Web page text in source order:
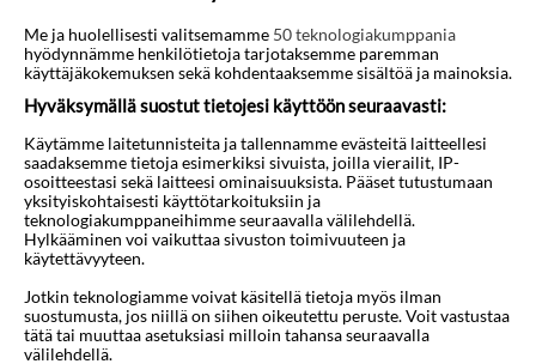
◀︎
Ateena,Kreikka
Me ja huolellisesti valitsemamme 50 teknologiakumppania
hyödynnämme henkilötietoja tarjotaksemme paremman
käyttäjäkokemuksen sekä kohdentaaksemme sisältöä ja mainoksia.
Hyväksymällä suostut tietojesi käyttöön seuraavasti:
Käytämme laitetunnisteita ja tallennamme evästeitä laitteellesi
saadaksemme tietoja esimerkiksi sivuista, joilla vierailit, IP-
osoitteestasi sekä laitteesi ominaisuuksista. Pääset tutustumaan
yksityiskohtaisesti käyttötarkoituksiin ja
teknologiakumppaneihimme seuraavalla välilehdellä.
Hylkääminen voi vaikuttaa sivuston toimivuuteen ja
käytettävyyteen.
Jotkin teknologiamme voivat käsitellä tietoja myös ilman
suostumusta, jos niillä on siihen oikeutettu peruste. Voit vastustaa
tätä tai muuttaa asetuksiasi milloin tahansa seuraavalla
välilehdellä.